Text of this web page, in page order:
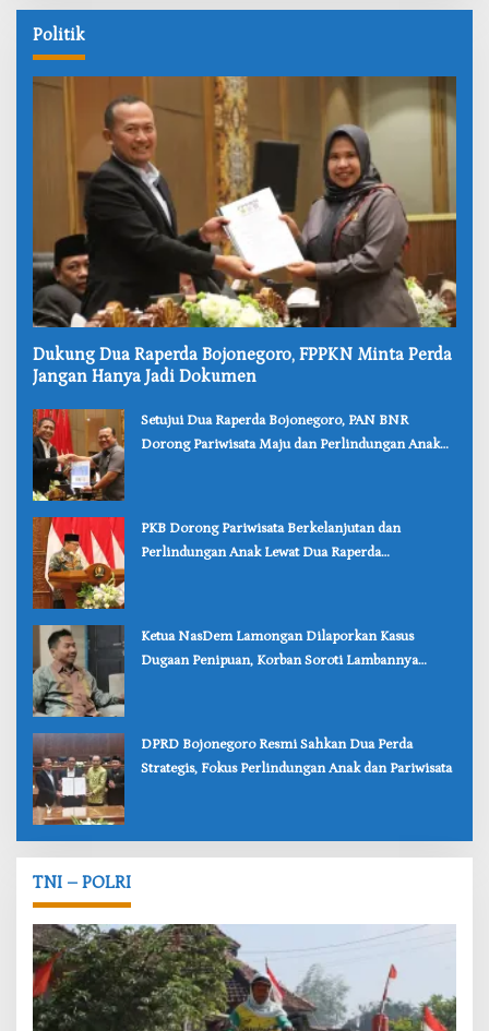
Politik
‎Dukung Dua Raperda Bojonegoro, FPPKN Minta Perda
Jangan Hanya Jadi Dokumen
‎Setujui Dua Raperda Bojonegoro, PAN BNR
Dorong Pariwisata Maju dan Perlindungan Anak
‎PKB Dorong Pariwisata Berkelanjutan dan
Perlindungan Anak Lewat Dua Raperda
‎Ketua NasDem Lamongan Dilaporkan Kasus
Dugaan Penipuan, Korban Soroti Lambannya
‎DPRD Bojonegoro Resmi Sahkan Dua Perda
Strategis, Fokus Perlindungan Anak dan Pariwisata
TNI – POLRI